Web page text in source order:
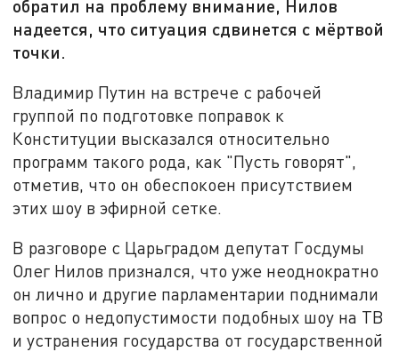
обратил на проблему внимание, Нилов
надеется, что ситуация сдвинется с мёртвой
точки.
Владимир Путин на встрече с рабочей
группой по подготовке поправок к
Конституции высказался относительно
программ такого рода, как "Пусть говорят",
отметив, что он обеспокоен присутствием
этих шоу в эфирной сетке.
В разговоре с Царьградом депутат Госдумы
Олег Нилов признался, что уже неоднократно
он лично и другие парламентарии поднимали
вопрос о недопустимости подобных шоу на ТВ
и устранения государства от государственной